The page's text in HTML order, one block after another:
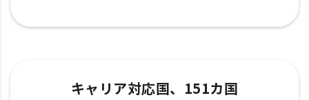
キャリア対応国、151カ国